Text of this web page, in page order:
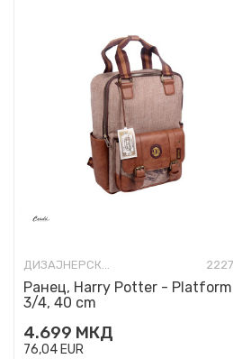
ДИЗАЈНЕРСКИ РАНЦИ
Ранец, Harry Potter -
3/4, 40 cm
4.699 МКД
76,04EUR